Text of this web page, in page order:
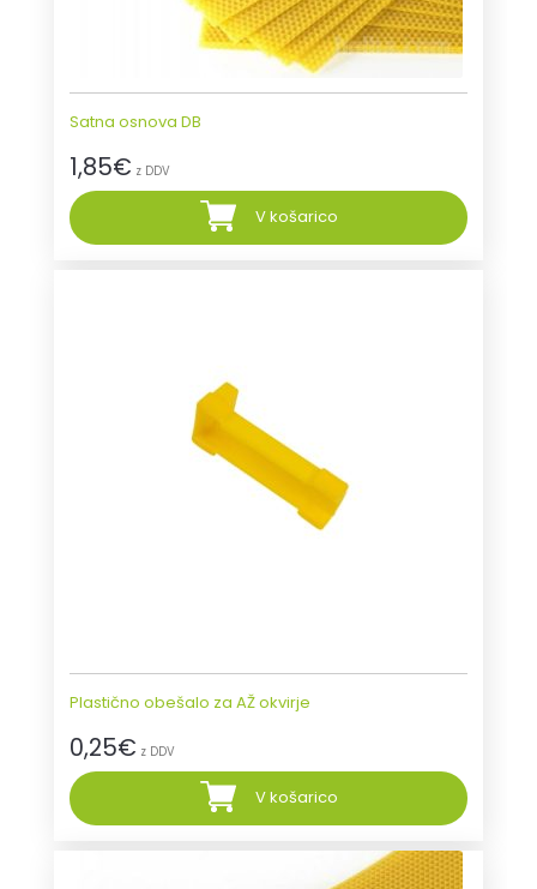
Satna osnova DB
1,85€ z DDV
V košarico
Plastično obešalo za AŽ okvirje
0,25€ z DDV
V košarico